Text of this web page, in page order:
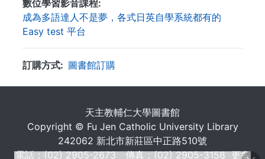
數位學習影音課程
成為多語達人不是夢，各式日英自學系統都有的
Easy test 平台
訂購方式
圖書館訂購
天主教輔仁大學圖書館
Copyright © Fu Jen Catholic University Library
242062 新北市新莊區中正路510號
電話：(02) 2905-2673 傳真：(02) 2905-3158更多